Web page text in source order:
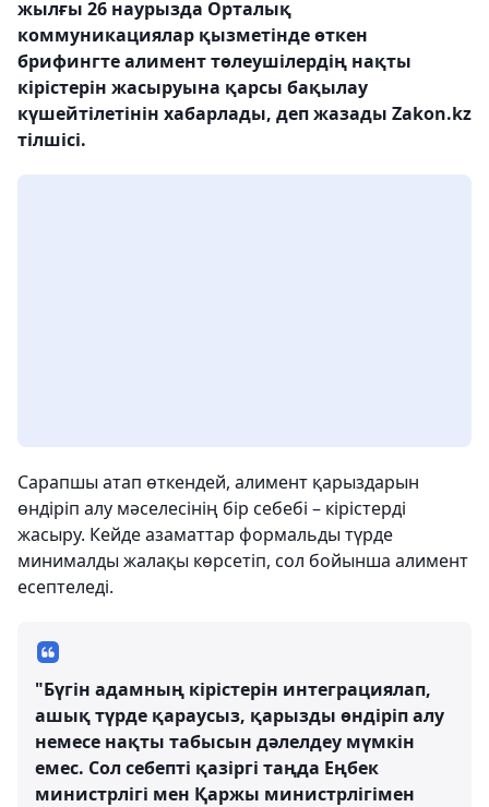
жылғы 26 наурызда Орталық
коммуникациялар қызметінде өткен
брифингте алимент төлеушілердің нақты
кірістерін жасыруына қарсы бақылау
күшейтілетінін хабарлады, деп жазады Zakon.kz
тілшісі.
Сарапшы атап өткендей, алимент қарыздарын
өндіріп алу мәселесінің бір себебі – кірістерді
жасыру. Кейде азаматтар формальды түрде
минималды жалақы көрсетіп, сол бойынша алимент
есептеледі.
"Бүгін адамның кірістерін интеграциялап,
ашық түрде қараусыз, қарызды өндіріп алу
немесе нақты табысын дәлелдеу мүмкін
емес. Сол себепті қазіргі таңда Еңбек
министрлігі мен Қаржы министрлігімен